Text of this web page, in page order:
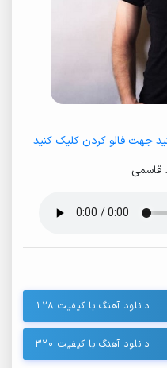
جهت فالو کردن کلیک کنید
قاسمی
دانلود آهنگ با کیفیت ۱۲۸
دانلود آهنگ با کیفیت ۳۲۰